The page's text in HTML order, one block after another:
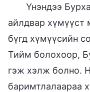
Үнэндээ
айлдвар хүмүүст
бүгд хүмүүсийн
Тийм болохоор,
гэж хэлж болно.
баримтлалаараа